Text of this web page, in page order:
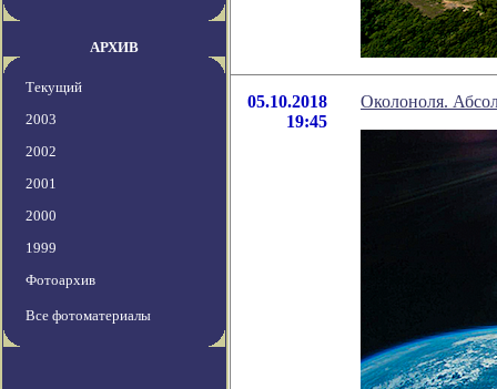
АРХИВ
Текущий
2003
2002
2001
2000
1999
Фотоархив
Все фотоматериалы
05.10.2018
19:45
Околоноля.